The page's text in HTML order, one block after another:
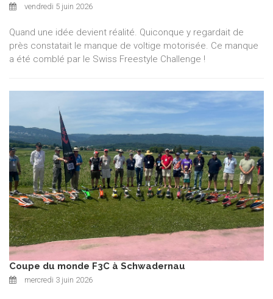
vendredi 5 juin 2026
Quand une idée devient réalité. Quiconque y regardait de
près constatait le manque de voltige motorisée. Ce manque
a été comblé par le Swiss Freestyle Challenge !
Coupe du monde F3C à Schwadernau
mercredi 3 juin 2026